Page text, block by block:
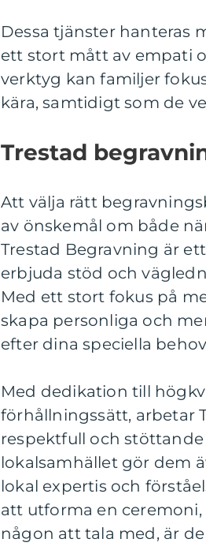
Dessa tjänster hanteras
ett stort mått av empati
verktyg kan familjer
kära, samtidigt som de
Trestad
Att välja rätt
av önskemål om både
Trestad Begravning är
erbjuda stöd och
Med ett stort fokus på
skapa personliga och
efter dina speciella
Med dedikation till
förhållningssätt, arbetar
respektfull och
lokalsamhället gör dem
lokal expertis och
att utforma en
någon att tala med, är